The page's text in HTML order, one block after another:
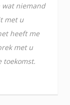
niemand
met u
heeft me
met u
toekomst.